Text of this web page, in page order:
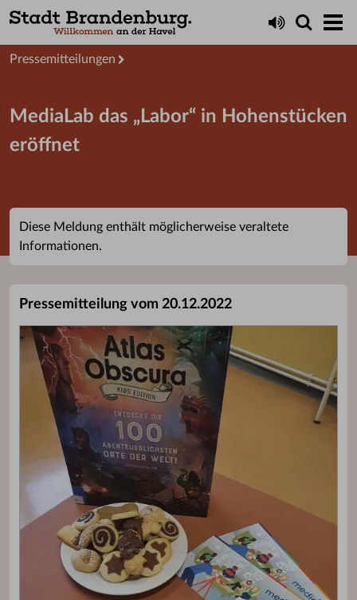
Presseservice
Pressemitteilungen
MediaLab das „Labor“ in Hohenstücken
eröffnet
Diese Meldung enthält möglicherweise veraltete
Informationen.
Pressemitteilung vom 20.12.2022